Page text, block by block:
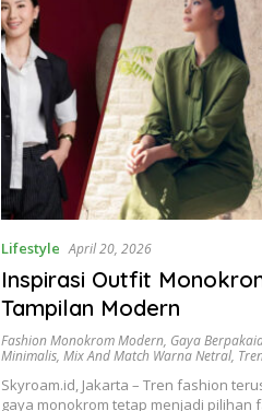
Lifestyle April 20, 2026
Inspirasi Outfit
Tampilan Modern
Fashion Monokrom Modern, Gaya
Minimalis, Mix And Match Warna Netral,
Skyroam.id, Jakarta – Tren fashion
gaya monokrom tetap menjadi pilihan